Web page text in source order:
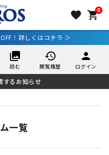
favorite 0
shopping_cart
！詳しくはコチラ ＞
collections
読む
history
閲覧履歴
person
ログイン
するお知らせ
一覧